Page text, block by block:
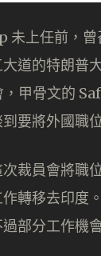
上任前，曾
大道的特朗普
甲骨文的
要將外國職
裁員會將職
轉移去印度
部分工作機